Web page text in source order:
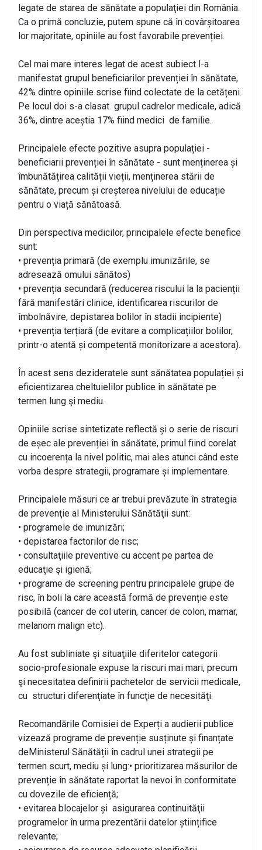
legate de starea de sănătate a populaţiei din România.
Ca o primă concluzie, putem spune că în covârșitoarea
lor majoritate, opiniile au fost favorabile prevenției.
Cel mai mare interes legat de acest subiect l-a
manifestat grupul beneficiarilor prevenției în sănătate,
42% dintre opiniile scrise fiind colectate de la cetățeni.
Pe locul doi s-a clasat grupul cadrelor medicale, adică
36%, dintre aceștia 17% fiind medici de familie.
Principalele efecte pozitive asupra populației -
beneficiarii prevenției în sănătate - sunt menținerea și
îmbunătățirea calității vieții, menținerea stării de
sănătate, precum și creșterea nivelului de educație
pentru o viață sănătoasă.
Din perspectiva medicilor, principalele efecte benefice
sunt:
• prevenția primară (de exemplu imunizările, se
adresează omului sănătos)
• prevenția secundară (reducerea riscului la la pacienții
fără manifestări clinice, identificarea riscurilor de
îmbolnăvire, depistarea bolilor în stadii incipiente)
• prevenția terțiară (de evitare a complicațiilor bolilor,
printr-o atentă și competentă monitorizare a acestora).
În acest sens dezideratele sunt sănătatea populației și
eficientizarea cheltuielilor publice în sănătate pe
termen lung şi mediu.
Opiniile scrise sintetizate reflectă și o serie de riscuri
de eșec ale prevenției în sănătate, primul fiind corelat
cu incoerența la nivel politic, mai ales atunci când este
vorba despre strategii, programare și implementare.
Principalele măsuri ce ar trebui prevăzute în strategia
de prevenţie al Ministerului Sănătăţii sunt:
• programele de imunizări;
• depistarea factorilor de risc;
• consultaţiile preventive cu accent pe partea de
educaţie şi igienă;
• programe de screening pentru principalele grupe de
risc, în boli la care această formă de prevenție este
posibilă (cancer de col uterin, cancer de colon, mamar,
melanom malign etc).
Au fost subliniate şi situaţiile diferitelor categorii
socio-profesionale expuse la riscuri mai mari, precum
şi necesitatea definirii pachetelor de servicii medicale,
cu structuri diferenţiate în funcţie de necesităţi.
Recomandările Comisiei de Experți a audierii publice
vizează programe de prevenție susținute și finanțate
deMinisterul Sănătății în cadrul unei strategii pe
termen scurt, mediu și lung:• prioritizarea măsurilor de
prevenție în sănătate raportat la nevoi în conformitate
cu dovezile de eficiență;
• evitarea blocajelor și asigurarea continuităţii
programelor în urma prezentării datelor științifice
relevante;